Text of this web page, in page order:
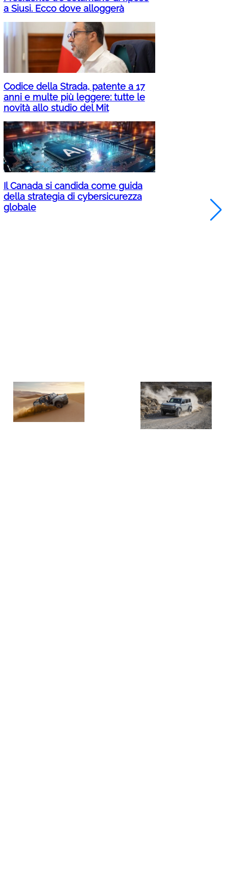
a Siusi. Ecco dove alloggerà
Codice della Strada, patente a 17
anni e multe più leggere: tutte le
novità allo studio del Mit
Il Canada si candida come guida
della strategia di cybersicurezza
globale